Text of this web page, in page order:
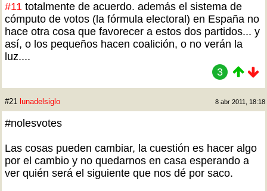
#11 totalmente de acuerdo. además el sistema de
cómputo de votos (la fórmula electoral) en España no
hace otra cosa que favorecer a estos dos partidos... y
así, o los pequeños hacen coalición, o no verán la
luz....
3
#21 lunadelsiglo 8 abr 2011, 18:18
#nolesvotes
Las cosas pueden cambiar, la cuestión es hacer algo
por el cambio y no quedarnos en casa esperando a
ver quién será el siguiente que nos dé por saco.